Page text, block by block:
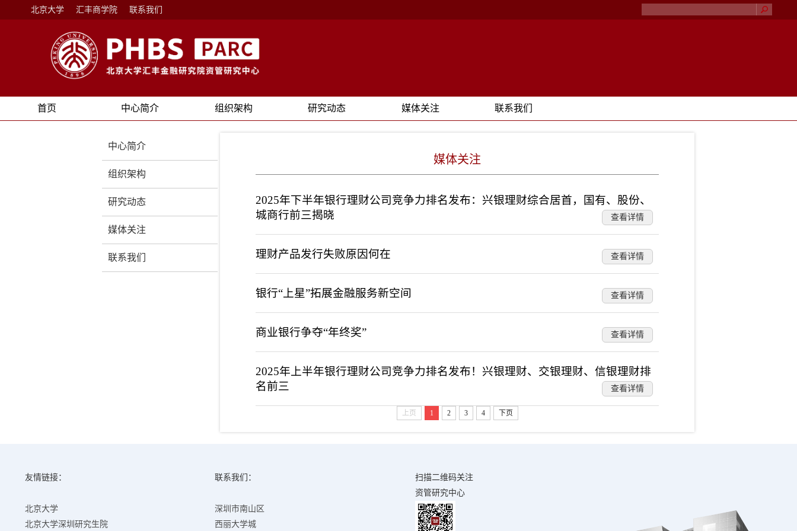
北京大学 汇丰商学院 联系我们
首页 中心简介 组织架构 研究动态 媒体关注 联系我们
中心简介
组织架构
研究动态
媒体关注
联系我们
媒体关注
2025年下半年银行理财公司竞争力排名发布：兴银理财综合居首，国有、股份、
城商行前三揭晓
查看详情
理财产品发行失败原因何在 查看详情
银行“上星”拓展金融服务新空间 查看详情
商业银行争夺“年终奖” 查看详情
2025年上半年银行理财公司竞争力排名发布！兴银理财、交银理财、信银理财排
名前三
查看详情
上页 1 2 3 4 下页
友情链接：
北京大学
北京大学深圳研究生院
联系我们：
深圳市南山区
西丽大学城
扫描二维码关注
资管研究中心